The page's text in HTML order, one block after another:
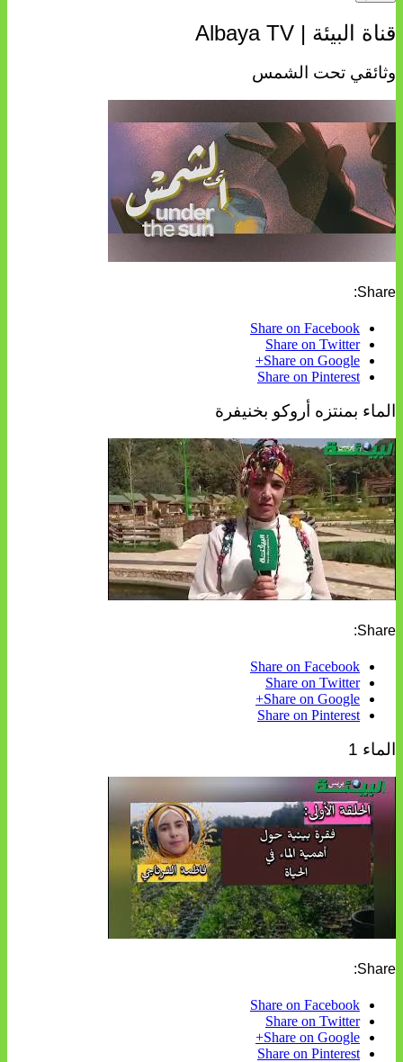
قناة البيئة | Albaya TV
وثائقي تحت الشمس
Share:
Share on Facebook
Share on Twitter
Share on Google+
Share on Pinterest
الماء بمنتزه أروكو بخنيفرة
Share:
Share on Facebook
Share on Twitter
Share on Google+
Share on Pinterest
الماء 1
Share:
Share on Facebook
Share on Twitter
Share on Google+
Share on Pinterest